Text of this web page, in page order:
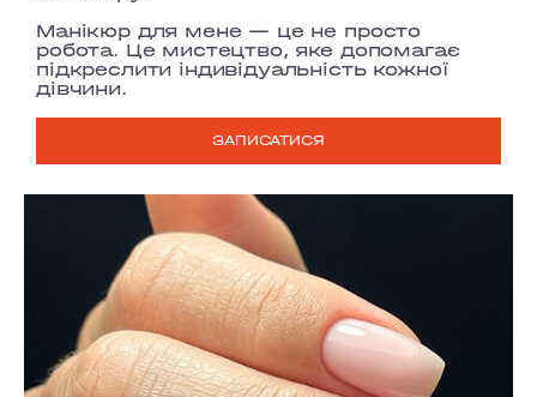
Манікюр для мене — це не просто
робота. Це мистецтво, яке допомагає
підкреслити індивідуальність кожної
дівчини.
ЗАПИСАТИСЯ